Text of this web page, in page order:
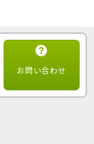
お問い合わせ